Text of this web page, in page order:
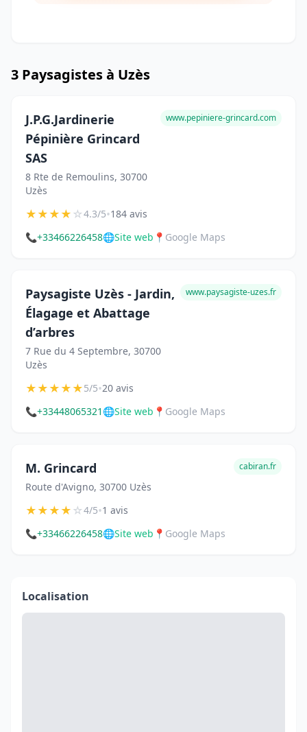
3 Paysagistes à Uzès
J.P.G.Jardinerie
Pépinière Grincard
SAS
8 Rte de Remoulins, 30700
Uzès
www.pepiniere-grincard.com
★★★★☆4.3/5•184 avis
📞+33466226458🌐Site web 📍 Google Maps
Paysagiste Uzès - Jardin,
Élagage et Abattage
d’arbres
7 Rue du 4 Septembre, 30700
Uzès
www.paysagiste-uzes.fr
★★★★★5/5•20 avis
📞+33448065321 🌐Site web 📍 Google Maps
M. Grincard
Route d'Avigno, 30700 Uzès
cabiran.fr
★★★★☆4/5•1 avis
📞+33466226458🌐Site web 📍 Google Maps
Localisation